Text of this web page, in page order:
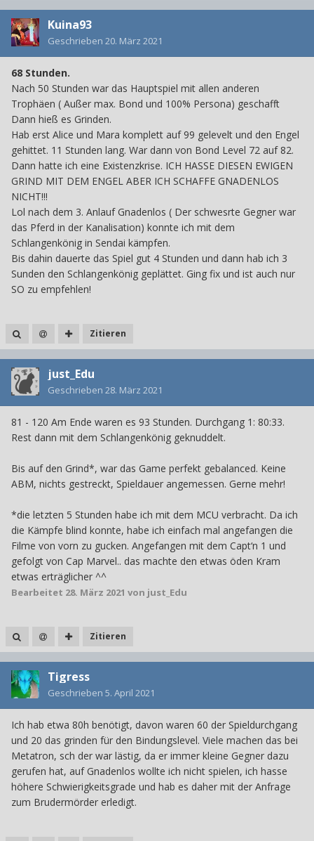
Kuina93
Geschrieben 20. März 2021
68 Stunden.
Nach 50 Stunden war das Hauptspiel mit allen anderen
Trophäen ( Außer max. Bond und 100% Persona) geschafft
Dann hieß es Grinden.
Hab erst Alice und Mara komplett auf 99 gelevelt und den Engel
gehittet. 11 Stunden lang. War dann von Bond Level 72 auf 82.
Dann hatte ich eine Existenzkrise. ICH HASSE DIESEN EWIGEN
GRIND MIT DEM ENGEL ABER ICH SCHAFFE GNADENLOS
NICHT!!!
Lol nach dem 3. Anlauf Gnadenlos ( Der schwesrte Gegner war
das Pferd in der Kanalisation) konnte ich mit dem
Schlangenkönig in Sendai kämpfen.
Bis dahin dauerte das Spiel gut 4 Stunden und dann hab ich 3
Sunden den Schlangenkönig geplättet. Ging fix und ist auch nur
SO zu empfehlen!
Zitieren
just_Edu
Geschrieben 28. März 2021
81 - 120 Am Ende waren es 93 Stunden. Durchgang 1: 80:33.
Rest dann mit dem Schlangenkönig geknuddelt.
Bis auf den Grind*, war das Game perfekt gebalanced. Keine
ABM, nichts gestreckt, Spieldauer angemessen. Gerne mehr!
*die letzten 5 Stunden habe ich mit dem MCU verbracht. Da ich
die Kämpfe blind konnte, habe ich einfach mal angefangen die
Filme von vorn zu gucken. Angefangen mit dem Capt‘n 1 und
gefolgt von Cap Marvel.. das machte den etwas öden Kram
etwas erträglicher ^^
Bearbeitet 28. März 2021 von just_Edu
Zitieren
Tigress
Geschrieben 5. April 2021
Ich hab etwa 80h benötigt, davon waren 60 der Spieldurchgang
und 20 das grinden für den Bindungslevel. Viele machen das bei
Metatron, sch der war lästig, da er immer kleine Gegner dazu
gerufen hat, auf Gnadenlos wollte ich nicht spielen, ich hasse
höhere Schwierigkeitsgrade und hab es daher mit der Anfrage
zum Brudermörder erledigt.